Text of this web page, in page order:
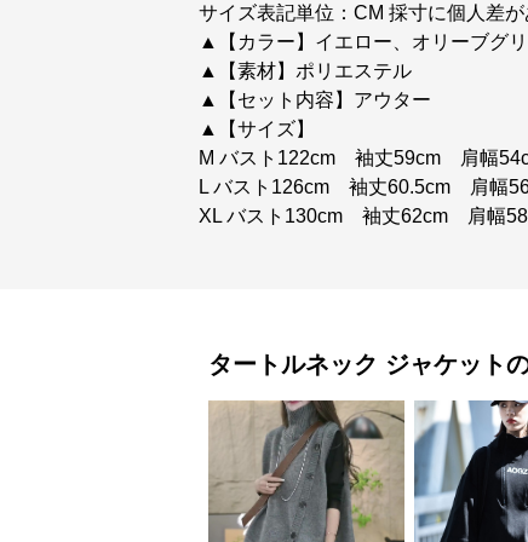
サイズ表記単位：CM 採寸に個人差
▲【カラー】イエロー、オリーブグ
▲【素材】ポリエステル
▲【セット内容】アウター
▲【サイズ】
M バスト122cm 袖丈59cm 肩幅
L バスト126cm 袖丈60.5cm 肩幅
XL バスト130cm 袖丈62cm 肩幅
タートルネック ジャケット